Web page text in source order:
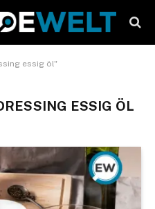
essig öl"
ESSIG ÖL